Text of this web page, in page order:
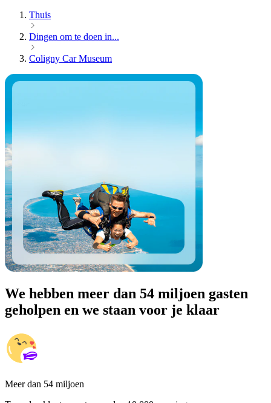
Thuis
Dingen om te doen in...
Coligny Car Museum
We hebben meer dan 54 miljoen gasten
geholpen en we staan voor je klaar
Meer dan 54 miljoen